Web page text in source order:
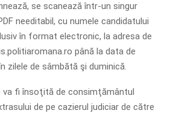
se scanează într-un singur
needitabil, cu numele candidatului
în format electronic, la adresa de
până la data de
zilele de sâmbătă şi duminică.
va fi însoţită de consimţământul
de pe cazierul judiciar de către